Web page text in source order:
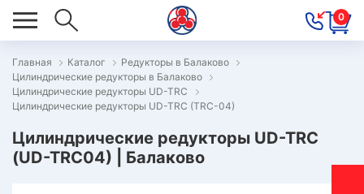
0
Главная Каталог
Редукторы в Балаково
Цилиндрические редукторы в Балаково
Цилиндрические редукторы UD-TRC
Цилиндрические редукторы UD-TRC (TRC-04)
Цилиндрические редукторы UD-TRC
(UD-TRC04) | Балаково